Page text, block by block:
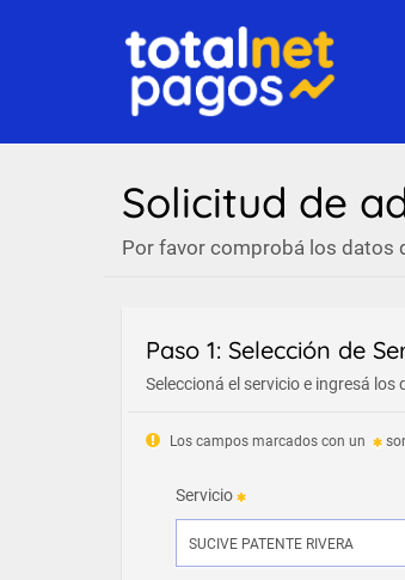
Solicitud de
Por favor comprobá los datos
Paso 1: Selección de
Seleccioná el servicio e ingresá los
Los campos marcados con un
Servicio